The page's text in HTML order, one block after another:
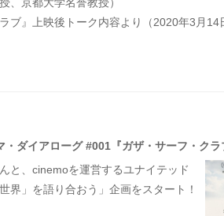
、京都大学名誉教授）
ブ』上映後トーク内容より（2020年3月14
ダイアローグ #001『ガザ・サーフ・クラ
と、cinemoを運営するユナイテッド
界」を語り合おう」企画をスタート！